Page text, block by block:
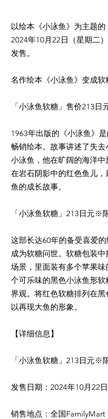
以绘本《小泳鱼》为主题
2024年10月22日（星期二
发售。
名作绘本《小泳鱼》变成软
「小泳鱼软糖」售价213
1963年出版的《小泳鱼》
畅销绘本。故事讲述了失
小泳鱼，他在旷阔的海洋
在岩石阴影中的红色鱼儿
鱼的成长故事。
「小泳鱼软糖」213日元※
这部长达60年的备受喜爱
成为软糖问世。软糖包装
场景，里面装有多个苹果
个可乐味的黑色小泳鱼形
界观。将红色软糖排列在
以再现大鱼的形象。
【详细信息】
「小泳鱼软糖」213日元※
发售日期：2024年10月22日
销售地点：全国FamilyMart